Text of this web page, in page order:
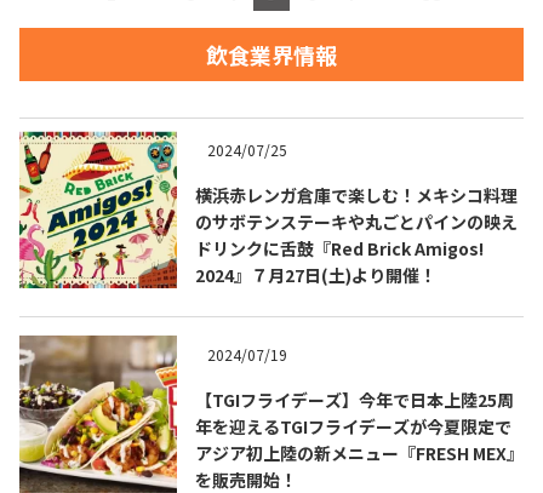
飲食業界情報
2024/07/25
横浜赤レンガ倉庫で楽しむ！メキシコ料理
のサボテンステーキや丸ごとパインの映え
ドリンクに舌鼓『Red Brick Amigos!
2024』７月27日(土)より開催！
2024/07/19
【TGIフライデーズ】今年で日本上陸25周
年を迎えるTGIフライデーズが今夏限定で
アジア初上陸の新メニュー『FRESH MEX』
を販売開始！